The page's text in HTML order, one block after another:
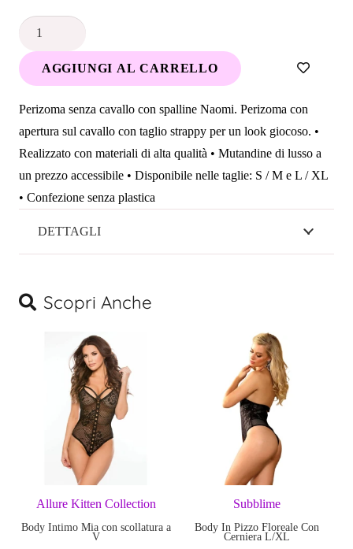
Naomi
senza
con
spalline
laterali
quantità
AGGIUNGI AL CARRELLO
Perizoma senza cavallo con spalline Naomi. Perizoma con
apertura sul cavallo con taglio strappy per un look giocoso. •
Realizzato con materiali di alta qualità • Mutandine di lusso a
un prezzo accessibile • Disponibile nelle taglie: S / M e L / XL
• Confezione senza plastica
DETTAGLI
Scopri Anche
Allure Kitten Collection
Body Intimo Mia con scollatura a
V
Subblime
Body In Pizzo Floreale Con
Cerniera L/XL